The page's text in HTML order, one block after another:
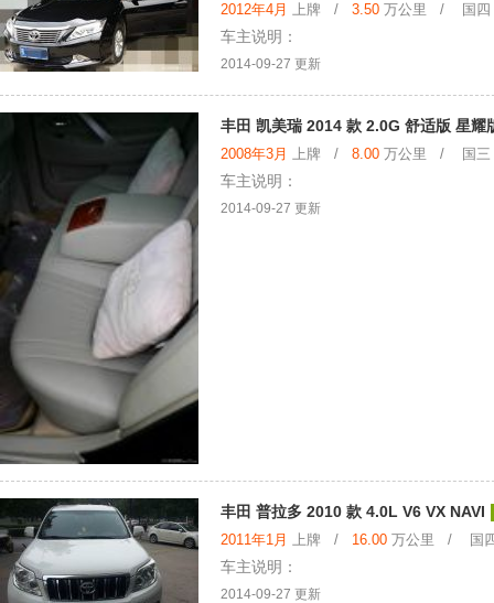
2012年4月 上牌 / 3.50 万公里 / 国四
车主说明：
2014-09-27 更新
丰田 凯美瑞 2014 款 2.0G 舒适版 星耀
2008年3月 上牌 / 8.00 万公里 / 国三
车主说明：
2014-09-27 更新
丰田 普拉多 2010 款 4.0L V6 VX NAVI
2011年1月 上牌 / 16.00 万公里 / 国
车主说明：
2014-09-27 更新